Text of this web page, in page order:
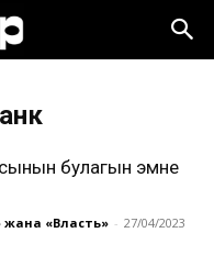
булагын эмне
жана «Власть» - 27/04/2023